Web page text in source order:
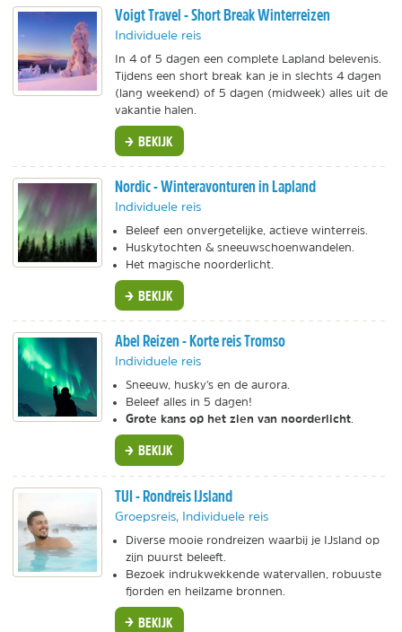
Voigt Travel - Short Break Winterreizen
Individuele reis
In 4 of 5 dagen een complete Lapland belevenis.
Tijdens een short break kan je in slechts 4 dagen
(lang weekend) of 5 dagen (midweek) alles uit de
vakantie halen.
BEKIJK
Nordic - Winteravonturen in Lapland
Individuele reis
Beleef een onvergetelijke, actieve winterreis.
Huskytochten & sneeuwschoenwandelen.
Het magische noorderlicht.
BEKIJK
Abel Reizen - Korte reis Tromso
Individuele reis
Sneeuw, husky's en de aurora.
Beleef alles in 5 dagen!
Grote kans op het zien van noorderlicht
BEKIJK
TUI - Rondreis IJsland
Groepsreis, Individuele reis
Diverse mooie rondreizen waarbij je IJsland op
zijn puurst beleeft.
Bezoek indrukwekkende watervallen, robuuste
fjorden en heilzame bronnen.
BEKIJK